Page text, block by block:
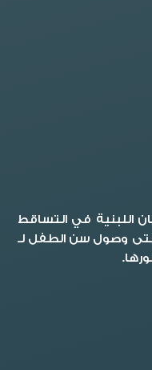
الاسنان اللبنية في التساقط
حتى وصول سن الطفل لـ